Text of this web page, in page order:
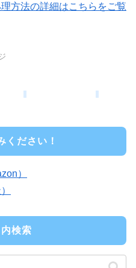
方法の詳細はこちらをご覧
ください！
）
検索